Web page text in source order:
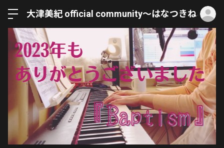
大津美紀 official community〜はなつきねこ〜